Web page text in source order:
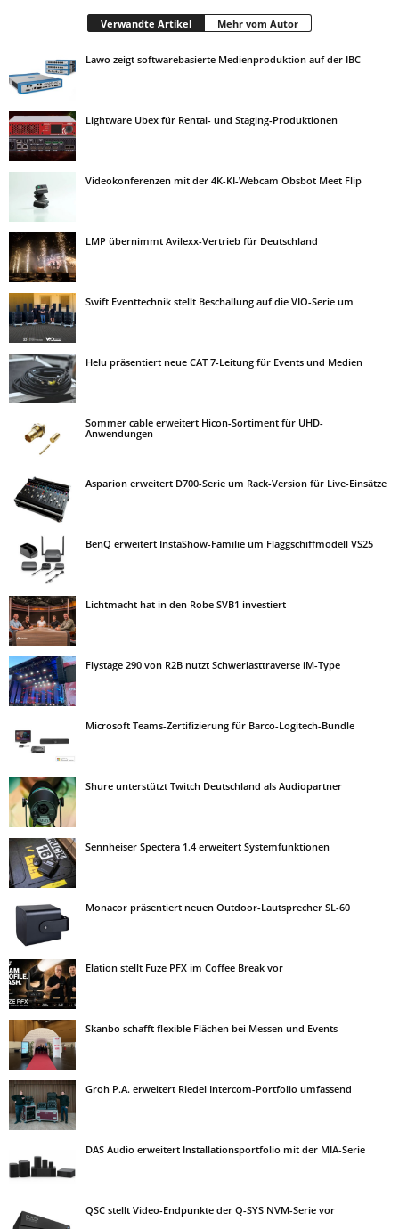
Verwandte Artikel Mehr vom Autor
Lawo zeigt softwarebasierte Medienproduktion auf der IBC
Lightware Ubex für Rental- und Staging-Produktionen
Videokonferenzen mit der 4K-KI-Webcam Obsbot Meet Flip
LMP übernimmt Avilexx-Vertrieb für Deutschland
Swift Eventtechnik stellt Beschallung auf die VIO-Serie um
Helu präsentiert neue CAT 7-Leitung für Events und Medien
Sommer cable erweitert Hicon-Sortiment für UHD-
Anwendungen
Asparion erweitert D700-Serie um Rack-Version für Live-Einsätze
BenQ erweitert InstaShow-Familie um Flaggschiffmodell VS25
Lichtmacht hat in den Robe SVB1 investiert
Flystage 290 von R2B nutzt Schwerlasttraverse iM-Type
Microsoft Teams-Zertifizierung für Barco-Logitech-Bundle
Shure unterstützt Twitch Deutschland als Audiopartner
Sennheiser Spectera 1.4 erweitert Systemfunktionen
Monacor präsentiert neuen Outdoor-Lautsprecher SL-60
Elation stellt Fuze PFX im Coffee Break vor
Skanbo schafft flexible Flächen bei Messen und Events
Groh P.A. erweitert Riedel Intercom-Portfolio umfassend
DAS Audio erweitert Installationsportfolio mit der MIA-Serie
QSC stellt Video-Endpunkte der Q-SYS NVM-Serie vor